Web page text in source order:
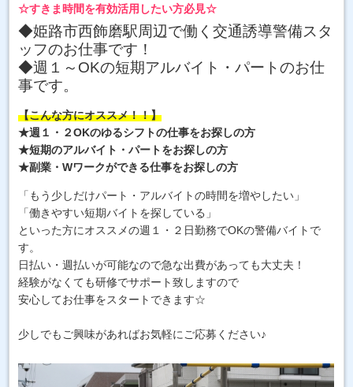
☆すきま時間を有効活用したい方必見☆
◆姫路市西飾磨駅周辺で働く交通誘導警備スタ
ッフのお仕事です！
◆週１～OKの短期アルバイト・パートのお仕
事です。
【こんな方にオススメ！！】
★週１・２OKのゆるシフトの仕事をお探しの方
★短期のアルバイト・パートをお探しの方
★副業・Wワークができる仕事をお探しの方
「もう少しだけパート・アルバイトの時間を増やしたい」
「働きやすい短期バイトを探している」
といった方にオススメの週１・２日勤務でOKの警備バイトで
す。
日払い・週払いが可能なので急な出費があっても大丈夫！
経験がなくても研修でサポート致しますので
安心してお仕事をスタートできます☆
少しでもご興味があればお気軽にご応募ください♪